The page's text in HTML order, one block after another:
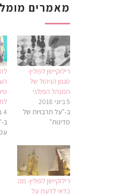
מאמרים
רילוקיישן לפולין-
סגנון הניהול של
המנהל הפולני
5 ביוני 2018
ב-"על תרבויות של
מדינות"
4 ביולי 2023
ב-
רילוקיישן לפולין- מה
כדאי לדעת על